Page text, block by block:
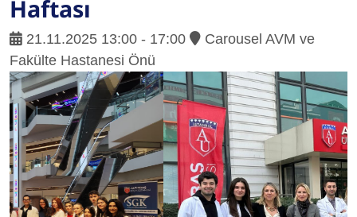
Haftası
21.11.2025 13:00 - 17:00
Carousel AVM ve
Fakülte Hastanesi Önü